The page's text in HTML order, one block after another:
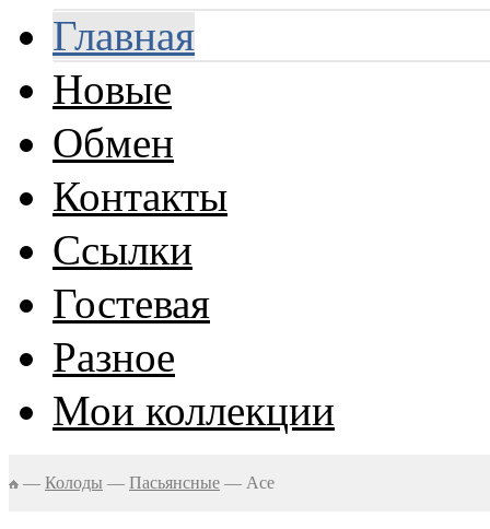
Главная
Новые
Обмен
Контакты
Ссылки
Гостевая
Разное
Мои коллекции
— Колоды — Пасьянсные — Ace